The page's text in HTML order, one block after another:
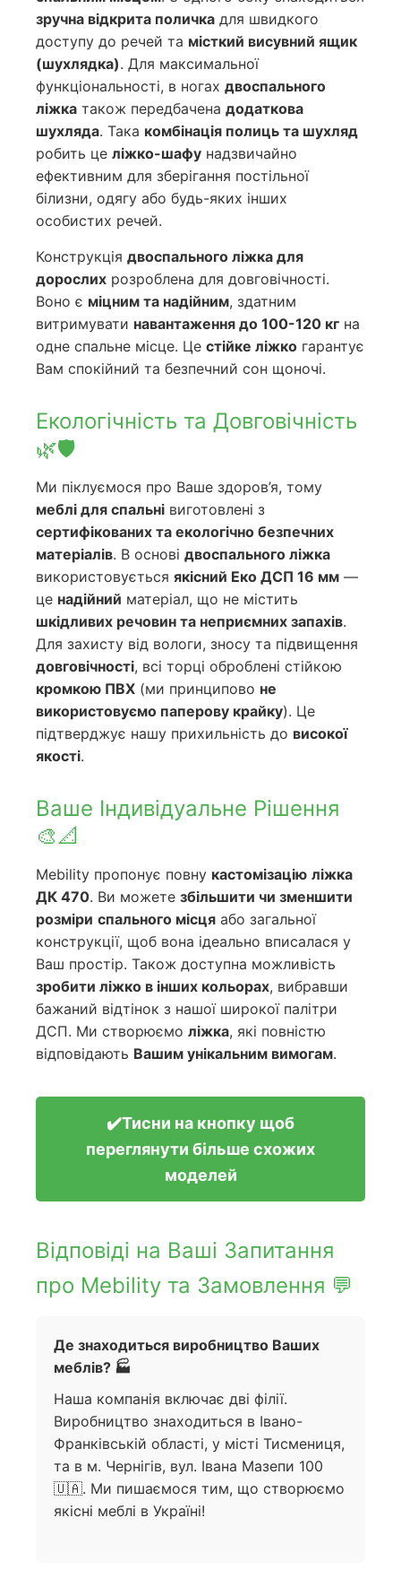
зручна відкрита поличка для швидкого
доступу до речей та місткий висувний ящик
(шухлядка). Для максимальної
функціональності, в ногах двоспального
ліжка також передбачена додаткова
шухляда. Така комбінація полиць та шухляд
робить це ліжко-шафу надзвичайно
ефективним для зберігання постільної
білизни, одягу або будь-яких інших
особистих речей.
Конструкція двоспального ліжка для
дорослих розроблена для довговічності.
Воно є міцним та надійним, здатним
витримувати навантаження до 100-120 кг на
одне спальне місце. Це стійке ліжко гарантує
Вам спокійний та безпечний сон щоночі.
Екологічність та Довговічність
🌿🛡️
Ми піклуємося про Ваше здоров’я, тому
меблі для спальні виготовлені з
сертифікованих та екологічно безпечних
матеріалів. В основі двоспального ліжка
використовується якісний Еко ДСП 16 мм —
це надійний матеріал, що не містить
шкідливих речовин та неприємних запахів.
Для захисту від вологи, зносу та підвищення
довговічності, всі торці оброблені стійкою
кромкою ПВХ (ми принципово не
використовуємо паперову крайку). Це
підтверджує нашу прихильність до високої
якості.
Ваше Індивідуальне Рішення
🎨📐
Mebility пропонує повну кастомізацію ліжка
ДК 470. Ви можете збільшити чи зменшити
розміри спального місця або загальної
конструкції, щоб вона ідеально вписалася у
Ваш простір. Також доступна можливість
зробити ліжко в інших кольорах, вибравши
бажаний відтінок з нашої широкої палітри
ДСП. Ми створюємо ліжка, які повністю
відповідають Вашим унікальним вимогам.
✔️Тисни на кнопку щоб
переглянути більше схожих
моделей
Відповіді на Ваші Запитання
про Mebility та Замовлення 💬
Де знаходиться виробництво Ваших
меблів? 🏭
Наша компанія включає дві філії.
Виробництво знаходиться в Івано-
Франківській області, у місті Тисмениця,
та в м. Чернігів, вул. Івана Мазепи 100
🇺🇦. Ми пишаємося тим, що створюємо
якісні меблі в Україні!